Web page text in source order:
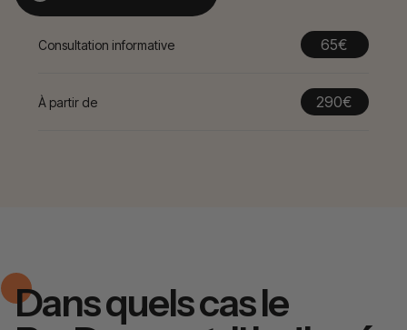
Consultation informative 65€
À partir de 290€
Dans quels cas le